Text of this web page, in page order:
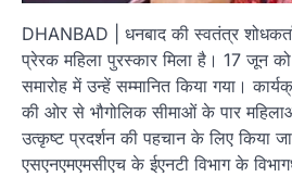
DHANBAD | धनबाद की स्वतंत्र
प्रेरक महिला पुरस्कार मिला है। 17 जून
समारोह में उन्हें सम्मानित किया गया।
की ओर से भौगोलिक सीमाओं के पार
उत्कृष्ट प्रदर्शन की पहचान के लिए किया
एसएनएमएमसीएच के ईएनटी विभाग के